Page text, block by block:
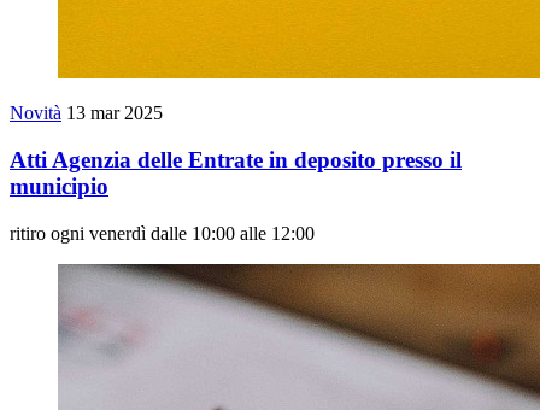
Novità 13 mar 2025
Atti Agenzia delle Entrate in deposito presso il
municipio
ritiro ogni venerdì dalle 10:00 alle 12:00